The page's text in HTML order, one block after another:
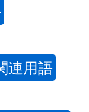
連用語